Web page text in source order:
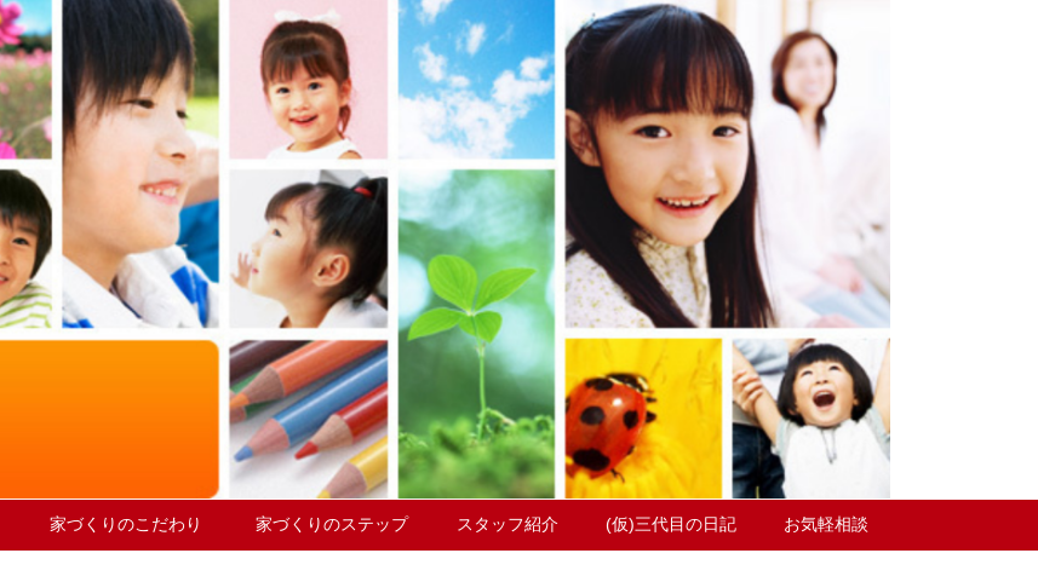
家づくりのこだわり 家づくりのステップ スタッフ紹介 (仮)三代目の日記 お気軽相談